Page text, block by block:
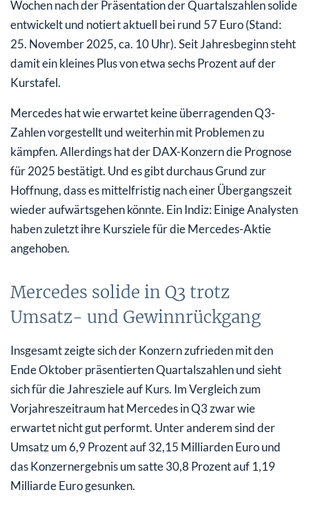
Wochen nach der Präsentation der Quartalszahlen solide
entwickelt und notiert aktuell bei rund 57 Euro (Stand:
25. November 2025, ca. 10 Uhr). Seit Jahresbeginn steht
damit ein kleines Plus von etwa sechs Prozent auf der
Kurstafel.
Mercedes hat wie erwartet keine überragenden Q3-
Zahlen vorgestellt und weiterhin mit Problemen zu
kämpfen. Allerdings hat der DAX-Konzern die Prognose
für 2025 bestätigt. Und es gibt durchaus Grund zur
Hoffnung, dass es mittelfristig nach einer Übergangszeit
wieder aufwärtsgehen könnte. Ein Indiz: Einige Analysten
haben zuletzt ihre Kursziele für die Mercedes-Aktie
angehoben.
Mercedes solide in Q3 trotz
Umsatz- und Gewinnrückgang
Insgesamt zeigte sich der Konzern zufrieden mit den
Ende Oktober präsentierten Quartalszahlen und sieht
sich für die Jahresziele auf Kurs. Im Vergleich zum
Vorjahreszeitraum hat Mercedes in Q3 zwar wie
erwartet nicht gut performt. Unter anderem sind der
Umsatz um 6,9 Prozent auf 32,15 Milliarden Euro und
das Konzernergebnis um satte 30,8 Prozent auf 1,19
Milliarde Euro gesunken.